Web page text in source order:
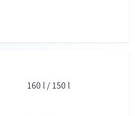
160 l / 150 l